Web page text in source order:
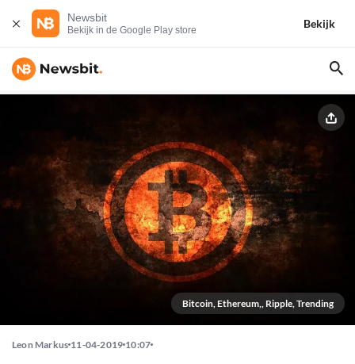
Newsbit
Bekijk in de Google Play store
Bekijk
Bitcoin, Ethereum,, Ripple, Trending
Leon Markus 11-04-2019 10:07